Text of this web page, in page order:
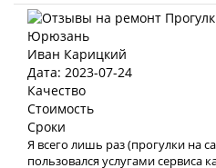
Иван Карицкий
Дата: 2023-07-24
Качество
Стоимость
Сроки
Я всего лишь раз (прогулки на
пользовался услугами сервиса